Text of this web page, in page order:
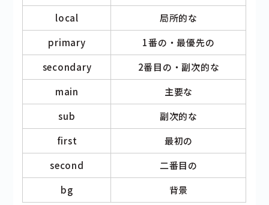
local
局所的な
primary
1番の・最優先の
secondary
2番目の・副次的な
main
主要な
sub
副次的な
first
最初の
second
二番目の
bg
背景